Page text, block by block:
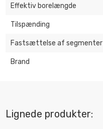
Effektiv borelængde
Tilspænding
Fastsættelse af segmenter
Brand
Lignede produkter: